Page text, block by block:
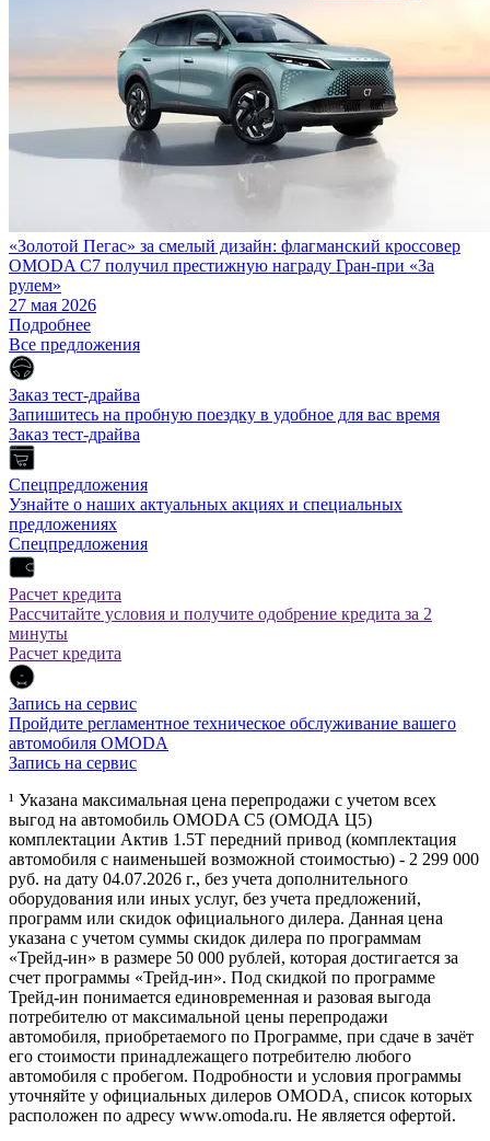
«Золотой Пегас» за смелый дизайн: флагманский кроссовер
OMODA C7 получил престижную награду Гран-при «За
рулем»
27 мая 2026
Подробнее
Все предложения
Заказ тест-драйва
Запишитесь на пробную поездку в удобное для вас время
Заказ тест-драйва
Спецпредложения
Узнайте о наших актуальных акциях и специальных
предложениях
Спецпредложения
Расчет кредита
Рассчитайте условия и получите одобрение кредита за 2
минуты
Расчет кредита
Запись на сервис
Пройдите регламентное техническое обслуживание вашего
автомобиля OMODA
Запись на сервис
¹ Указана максимальная цена перепродажи с учетом всех
выгод на автомобиль OMODA C5 (ОМОДА Ц5)
комплектации Актив 1.5Т передний привод (комплектация
автомобиля с наименьшей возможной стоимостью) - 2 299 000
руб. на дату 04.07.2026 г., без учета дополнительного
оборудования или иных услуг, без учета предложений,
программ или скидок официального дилера. Данная цена
указана с учетом суммы скидок дилера по программам
«Трейд-ин» в размере 50 000 рублей, которая достигается за
счет программы «Трейд-ин». Под скидкой по программе
Трейд-ин понимается единовременная и разовая выгода
потребителю от максимальной цены перепродажи
автомобиля, приобретаемого по Программе, при сдаче в зачёт
его стоимости принадлежащего потребителю любого
автомобиля с пробегом. Подробности и условия программы
уточняйте у официальных дилеров OMODA, список которых
расположен по адресу www.omoda.ru. Не является офертой.